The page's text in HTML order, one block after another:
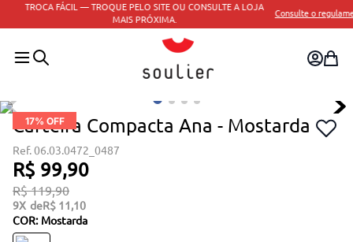
TROCA FÁCIL — TROQUE PELO SITE OU CONSULTE A LOJA
MAIS PRÓXIMA.
Consulte o regulamento
17% OFF
Carteira Compacta Ana - Mostarda
06.03.0472_0487
R$ 99,90
R$ 119,90
9 R$ 11,10
COR: Mostarda